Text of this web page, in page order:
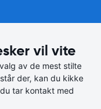
vil vite
av de mest stilte
der, kan du kikke
tar kontakt med